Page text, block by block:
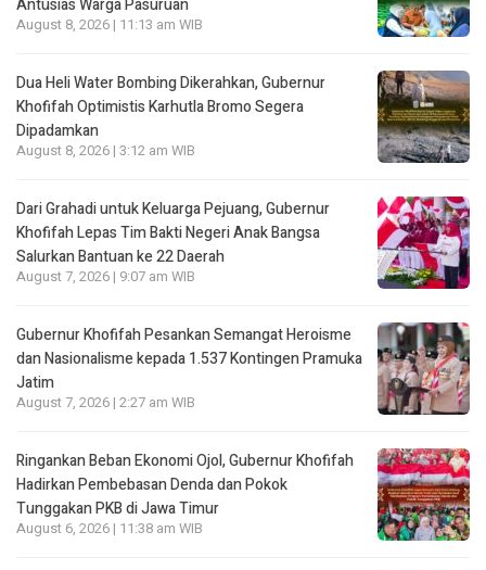
Antusias Warga Pasuruan
August 8, 2026 | 11:13 am WIB
Dua Heli Water Bombing Dikerahkan, Gubernur
Khofifah Optimistis Karhutla Bromo Segera
Dipadamkan
August 8, 2026 | 3:12 am WIB
Dari Grahadi untuk Keluarga Pejuang, Gubernur
Khofifah Lepas Tim Bakti Negeri Anak Bangsa
Salurkan Bantuan ke 22 Daerah
August 7, 2026 | 9:07 am WIB
Gubernur Khofifah Pesankan Semangat Heroisme
dan Nasionalisme kepada 1.537 Kontingen Pramuka
Jatim
August 7, 2026 | 2:27 am WIB
Ringankan Beban Ekonomi Ojol, Gubernur Khofifah
Hadirkan Pembebasan Denda dan Pokok
Tunggakan PKB di Jawa Timur
August 6, 2026 | 11:38 am WIB